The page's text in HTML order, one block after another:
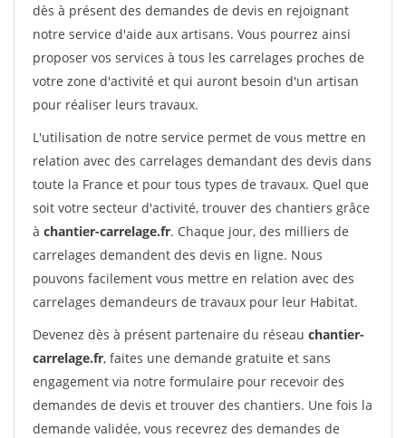
dès à présent des demandes de devis en rejoignant
notre service d'aide aux artisans. Vous pourrez ainsi
proposer vos services à tous les carrelages proches de
votre zone d'activité et qui auront besoin d'un artisan
pour réaliser leurs travaux.
L'utilisation de notre service permet de vous mettre en
relation avec des carrelages demandant des devis dans
toute la France et pour tous types de travaux. Quel que
soit votre secteur d'activité, trouver des chantiers grâce
à chantier-carrelage.fr. Chaque jour, des milliers de
carrelages demandent des devis en ligne. Nous
pouvons facilement vous mettre en relation avec des
carrelages demandeurs de travaux pour leur Habitat.
Devenez dès à présent partenaire du réseau chantier-
carrelage.fr, faites une demande gratuite et sans
engagement via notre formulaire pour recevoir des
demandes de devis et trouver des chantiers. Une fois la
demande validée, vous recevrez des demandes de